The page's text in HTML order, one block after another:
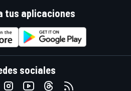
tus aplicaciones
sociales